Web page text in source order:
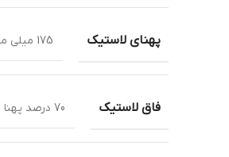
پهنای لاستیک 175 میلی متر
فاق لاستیک 70 درصد پهنا